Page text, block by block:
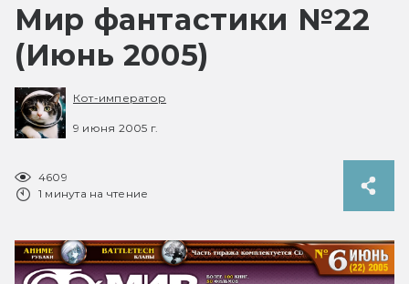
Мир фантастики №22
(Июнь 2005)
Кот-император
9 июня 2005 г.
4609
1 минута на чтение